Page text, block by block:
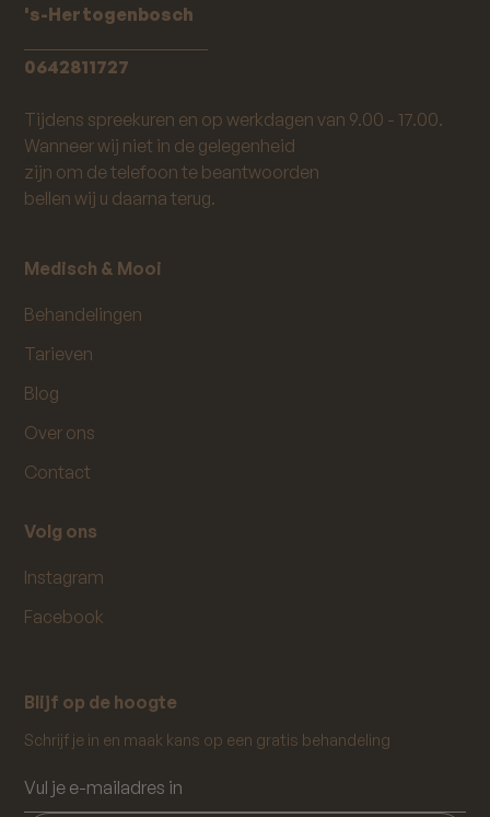
's-Hertogenbosch
0642811727
Tijdens spreekuren en op werkdagen van 9.00 - 17.00.
Wanneer wij niet in de gelegenheid
zijn om de telefoon te beantwoorden
bellen wij u daarna terug.
Medisch & Mooi
Behandelingen
Tarieven
Blog
Over ons
Contact
Volg ons
Instagram
Facebook
Blijf op de hoogte
Schrijf je in en maak kans op een gratis behandeling